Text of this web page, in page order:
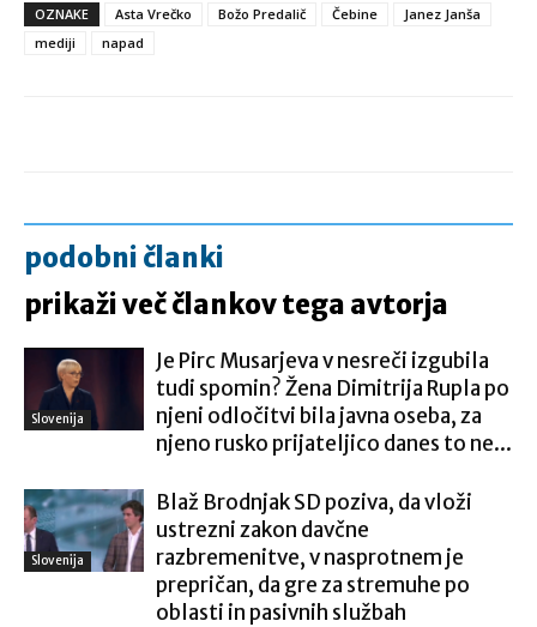
OZNAKE Asta Vrečko Božo Predalič Čebine
Janez Janša
mediji
napad
podobni članki
prikaži več člankov tega avtorja
Slovenija
Je Pirc Musarjeva v nesreči izgubila
tudi spomin? Žena Dimitrija Rupla po
njeni odločitvi bila javna oseba, za
njeno rusko prijateljico danes to ne...
Slovenija
Blaž Brodnjak SD poziva, da vloži
ustrezni zakon davčne
razbremenitve, v nasprotnem je
prepričan, da gre za stremuhe po
oblasti in pasivnih službah